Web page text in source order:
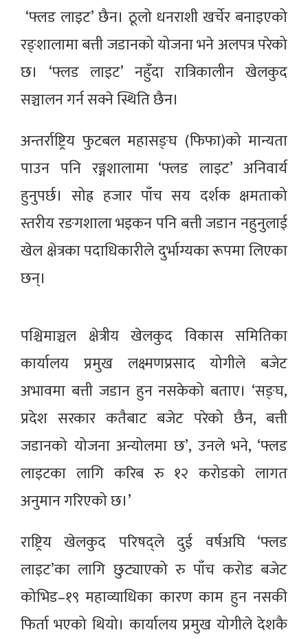
‘फ्लड लाइट’ छैन। ठूलो धनराशी खर्चेर बनाइएको
रङ्शालामा बत्ती जडानको योजना भने अलपत्र परेको
छ। ‘फ्लड लाइट’ नहुँदा रात्रिकालीन खेलकुद
सञ्चालन गर्न सक्ने स्थिति छैन।
अन्तर्राष्ट्रिय फुटबल महासङ्घ (फिफा)को मान्यता
पाउन पनि रङ्गशालामा ‘फ्लड लाइट’ अनिवार्य
हुनुपर्छ। सोह्र हजार पाँच सय दर्शक क्षमताको
स्तरीय रङगशाला भइकन पनि बत्ती जडान नहुनुलाई
खेल क्षेत्रका पदाधिकारीले दुर्भाग्यका रूपमा लिएका
छन्।
पश्चिमाञ्चल क्षेत्रीय खेलकुद विकास समितिका
कार्यालय प्रमुख लक्ष्मणप्रसाद योगीले बजेट
अभावमा बत्ती जडान हुन नसकेको बताए। ‘सङ्घ,
प्रदेश सरकार कतैबाट बजेट परेको छैन, बत्ती
जडानको योजना अन्योलमा छ’, उनले भने, ‘फ्लड
लाइटका लागि करिब रु १२ करोडको लागत
अनुमान गरिएको छ।’
राष्ट्रिय खेलकुद परिषद्ले दुई वर्षअघि ‘फ्लड
लाइट’का लागि छुट्याएको रु पाँच करोड बजेट
कोभिड–१९ महाव्याधिका कारण काम हुन नसकी
फिर्ता भएको थियो। कार्यालय प्रमुख योगीले देशकै